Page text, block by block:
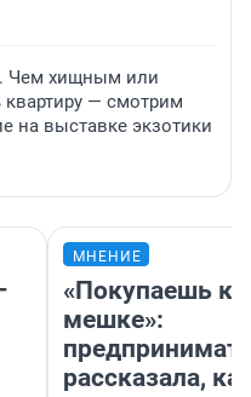
Чем хищным или
— смотрим
на выставке экзотики
МНЕНИЕ
«Покупаешь
мешке»:
рассказала,